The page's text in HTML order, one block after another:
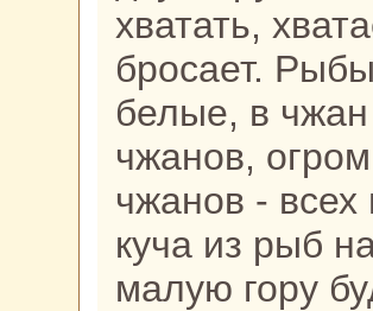
хватать,
броcaет.
белые, в
чжанов,
чжанов -
куча из рыб
малую гору